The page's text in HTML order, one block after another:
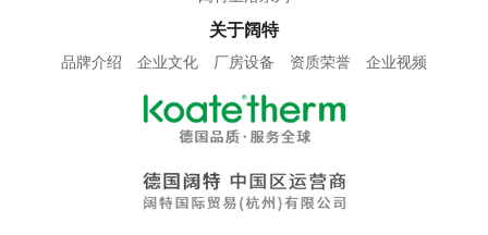
关于阔特
品牌介绍 企业文化 厂房设备 资质荣誉 企业视频